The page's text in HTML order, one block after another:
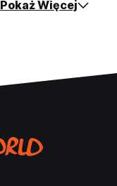
Pokaż Więcej